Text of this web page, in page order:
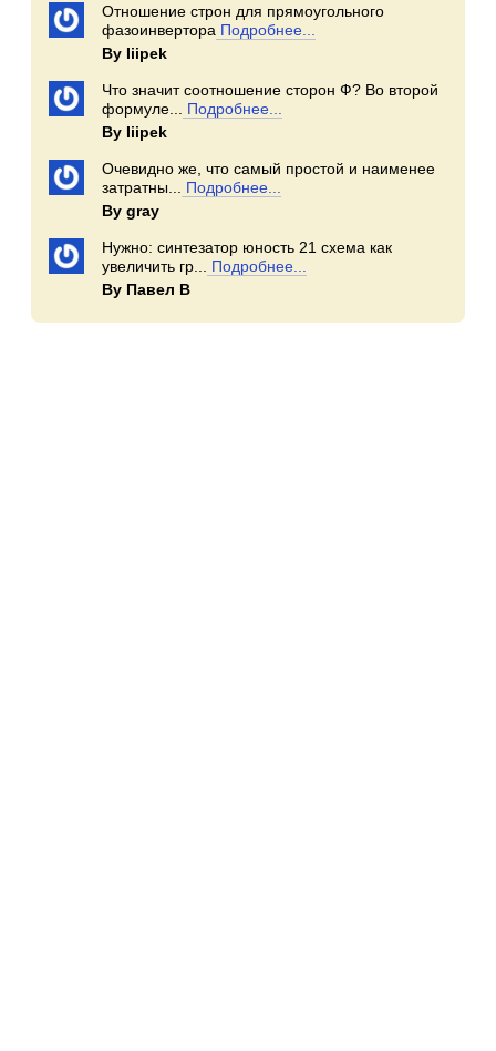
Отношение строн для прямоугольного
фазоинвертора Подробнее...
By Iiipek
Что значит соотношение сторон Ф? Во второй
формуле...
Подробнее...
By Iiipek
Очевидно же, что самый простой и наименее
затратны...
Подробнее...
By gray
Нужно: синтезатор юность 21 схема как
увеличить гр...
Подробнее...
By Павел В